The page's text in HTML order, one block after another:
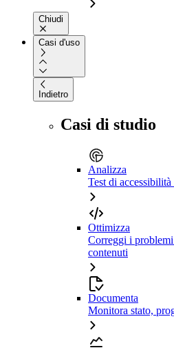
Chiudi
Casi d'uso
Indietro
Casi di studio
Analizza
Test di
Ottimizza
Correggi i
contenuti
Documenta
Monitora stato,